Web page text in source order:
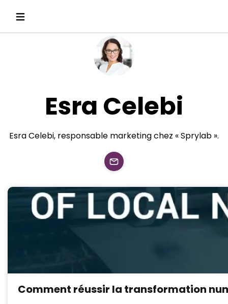
Esra Celebi
Esra Celebi, responsable marketing chez « Sprylab ».
Comment réussir la transformation